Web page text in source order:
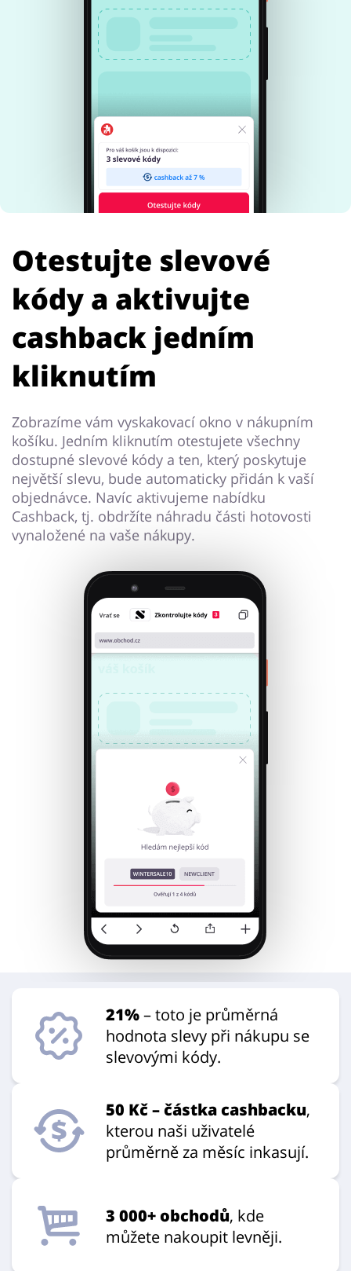
Služby Zdraví a krása
Otestujte slevové
kódy a aktivujte
cashback jedním
kliknutím
Zobrazíme vám vyskakovací okno v nákupním
košíku. Jedním kliknutím otestujete všechny
dostupné slevové kódy a ten, který poskytuje
největší slevu, bude automaticky přidán k vaší
objednávce. Navíc aktivujeme nabídku
Cashback, tj. obdržíte náhradu části hotovosti
vynaložené na vaše nákupy.
21%– toto je průměrná
hodnota slevy při nákupu se
slevovými kódy.
50 Kč – částka cashbacku,
kterou naši uživatelé
průměrně za měsíc inkasují.
3 000+ obchodů, kde
můžete nakoupit levněji.